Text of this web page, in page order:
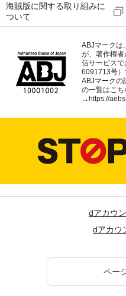
海賊版に関する取り組みに
ついて
ABJマークは
が、著作権
信サービス
6091713号）
ABJマークの
の一覧はこち
→ https://
dアカウ
dアカウ
ペー